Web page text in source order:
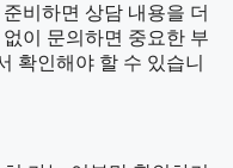
비하면 상담 내용을 더
이 문의하면 중요한 부
확인해야 할 수 있습니